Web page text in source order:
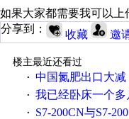
如果大家都需要我可以上
分享到：
收藏 邀
楼主最近还看过
· 中国氮肥出口大减
· 我已经卧床一个多月了，是出去安装机械手在高速
· S7-200CN与S7-